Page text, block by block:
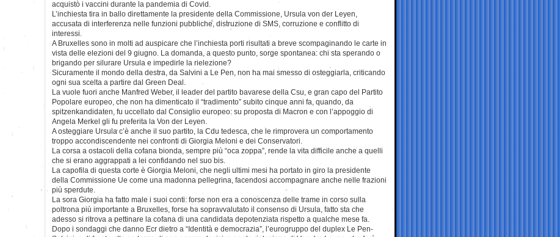
acquistò i vaccini durante la pandemia di Covid.
L’inchiesta tira in ballo direttamente la presidente della Commissione, Ursula von der Leyen,
accusata di interferenza nelle funzioni pubbliche, distruzione di SMS, corruzione e conflitto di
interessi.
A Bruxelles sono in molti ad auspicare che l’inchiesta porti risultati a breve scompaginando le carte in
vista delle elezioni del 9 giugno. La domanda, a questo punto, sorge spontanea: chi sta sperando o
brigando per silurare Ursula e impedirle la rielezione?
Sicuramente il mondo della destra, da Salvini a Le Pen, non ha mai smesso di osteggiarla, criticando
ogni sua scelta a partire dal Green Deal.
La vuole fuori anche Manfred Weber, il leader del partito bavarese della Csu, e gran capo del Partito
Popolare europeo, che non ha dimenticato il “tradimento” subito cinque anni fa, quando, da
spitzenkandidaten, fu uccellato dal Consiglio europeo: su proposta di Macron e con l’appoggio di
Angela Merkel gli fu preferita la Von der Leyen.
A osteggiare Ursula c’è anche il suo partito, la Cdu tedesca, che le rimprovera un comportamento
troppo accondiscendente nei confronti di Giorgia Meloni e dei Conservatori.
La corsa a ostacoli della cofana bionda, sempre più “oca zoppa”, rende la vita difficile anche a quelli
che si erano aggrappati a lei confidando nel suo bis.
La capofila di questa corte è Giorgia Meloni, che negli ultimi mesi ha portato in giro la presidente
della Commissione Ue come una madonna pellegrina, facendosi accompagnare anche nelle frazioni
più sperdute.
La sora Giorgia ha fatto male i suoi conti: forse non era a conoscenza delle trame in corso sulla
poltrona più importante a Bruxelles, forse ha sopravvalutato il consenso di Ursula, fatto sta che
adesso si ritrova a pettinare la cofana di una candidata depotenziata rispetto a qualche mese fa.
Dopo i sondaggi che danno Ecr dietro a “Identità e democrazia”, l’eurogruppo del duplex Le Pen-